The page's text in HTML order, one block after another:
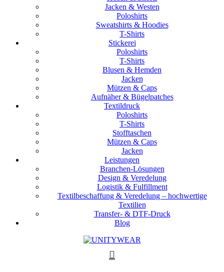
Jacken & Westen
Poloshirts
Sweatshirts & Hoodies
T-Shirts
Stickerei
Poloshirts
T-Shirts
Blusen & Hemden
Jacken
Mützen & Caps
Aufnäher & Bügelpatches
Textildruck
Poloshirts
T-Shirts
Stofftaschen
Mützen & Caps
Jacken
Leistungen
Branchen-Lösungen
Design & Veredelung
Logistik & Fulfillment
Textilbeschaffung & Veredelung – hochwertige
Textilien
Transfer- & DTF-Druck
Blog